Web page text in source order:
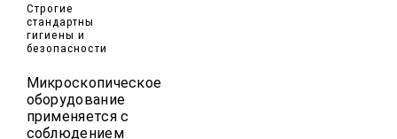
Строгие
стандартны
гигиены и
безопасности
Микроскопическое
оборудование
применяется с
соблюдением